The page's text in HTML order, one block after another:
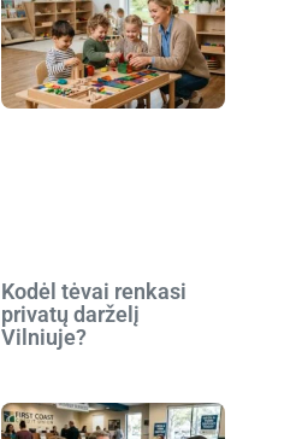
Kodėl tėvai renkasi
privatų darželį
Vilniuje?